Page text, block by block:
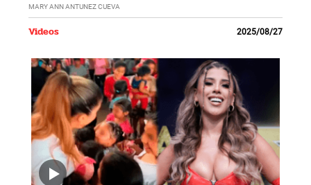
MARY ANN ANTUNEZ CUEVA
Videos 2025/08/27